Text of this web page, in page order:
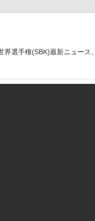
選手権(SBK)最新ニュース